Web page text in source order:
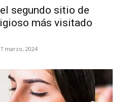
segundo sitio de
más visitado
marzo, 2024